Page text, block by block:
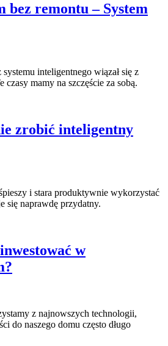
bez remontu – System
inteligentnego wiązał się z
mamy na szczęście za sobą.
zrobić inteligentny
i stara produktywnie wykorzystać
się naprawdę przydatny.
w
z najnowszych technologii,
do naszego domu często długo